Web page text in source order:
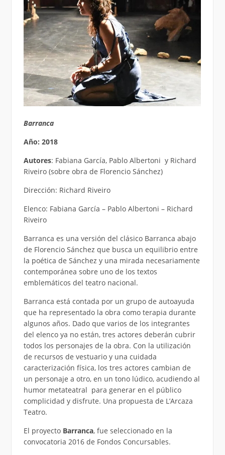
Barranca
Año: 2018
Autores: Fabiana García, Pablo Albertoni y Richard
Riveiro (sobre obra de Florencio Sánchez)
Dirección: Richard Riveiro
Elenco: Fabiana García – Pablo Albertoni – Richard
Riveiro
Barranca es una versión del clásico Barranca abajo
de Florencio Sánchez que busca un equilibrio entre
la poética de Sánchez y una mirada necesariamente
contemporánea sobre uno de los textos
emblemáticos del teatro nacional.
Barranca está contada por un grupo de autoayuda
que ha representado la obra como terapia durante
algunos años. Dado que varios de los integrantes
del elenco ya no están, tres actores deberán cubrir
todos los personajes de la obra. Con la utilización
de recursos de vestuario y una cuidada
caracterización física, los tres actores cambian de
un personaje a otro, en un tono lúdico, acudiendo al
humor metateatral para generar en el público
complicidad y disfrute. Una propuesta de L’Arcaza
Teatro.
El proyecto Barranca, fue seleccionado en la
convocatoria 2016 de Fondos Concursables.